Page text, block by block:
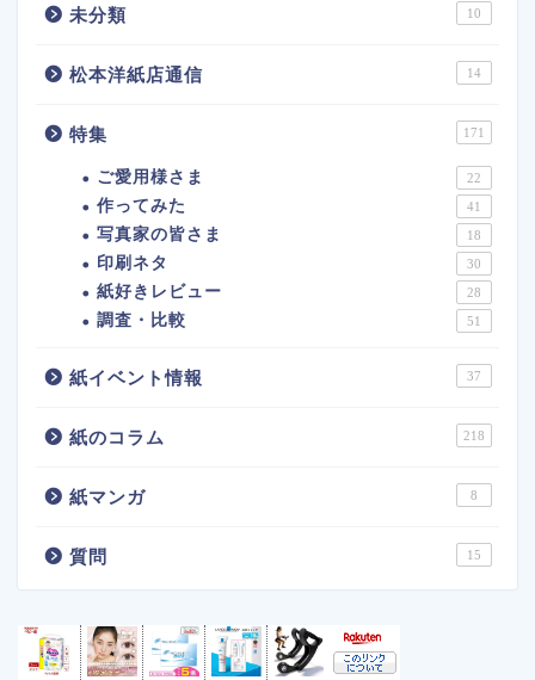
未分類 10
松本洋紙店通信 14
特集 171
ご愛用様さま 22
作ってみた 41
写真家の皆さま 18
印刷ネタ 30
紙好きレビュー 28
調査・比較 51
紙イベント情報 37
紙のコラム 218
紙マンガ 8
質問 15